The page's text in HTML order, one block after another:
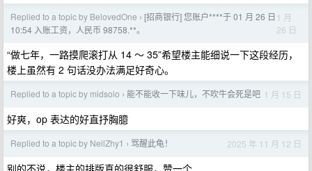
Replied to a topic by BelovedOne › [招商银行] 您账户****于 01 月 26 日
10:54 入账工资，人民币 98758.**。
1 月
26 日
“做七年，一路摸爬滚打从 14 ～ 35”希望楼主能细说一下这段经历，
楼上虽然有 2 句话没办法满足好奇心。
Replied to a topic by midsolo › 能不能收一下味儿，不吹牛会死是吧 1 月 15 日
好爽，op 表达的好直抒胸臆
Replied to a topic by NeilZhy1 › 骂醒此龟！ 2025 年 11 月 12 日
别的不说，楼主的排版真的很舒服，赞一个